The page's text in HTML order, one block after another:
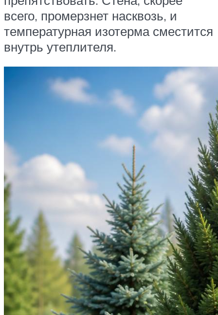
всего, промерзнет насквозь, и
температурная изотерма сместится
внутрь утеплителя.